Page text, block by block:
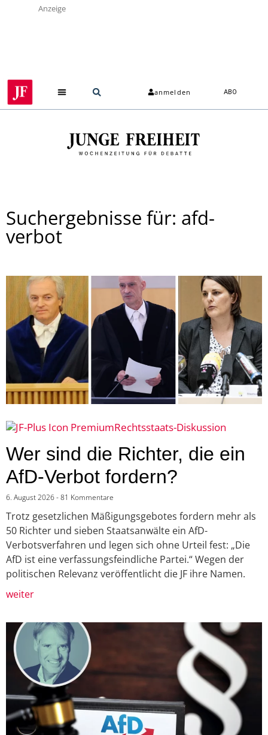
Anzeige
anmelden ABO
Suchergebnisse für: afd-
verbot
Rechtsstaats-Diskussion
Wer sind die Richter, die ein
AfD-Verbot fordern?
6. August 2026 81 Kommentare
Trotz gesetzlichen Mäßigungsgebotes fordern mehr als
50 Richter und sieben Staatsanwälte ein AfD-
Verbotsverfahren und legen sich ohne Urteil fest: „Die
AfD ist eine verfassungsfeindliche Partei.“ Wegen der
politischen Relevanz veröffentlicht die JF ihre Namen.
weiter